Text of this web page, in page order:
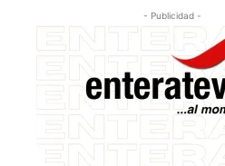
- Publicidad -